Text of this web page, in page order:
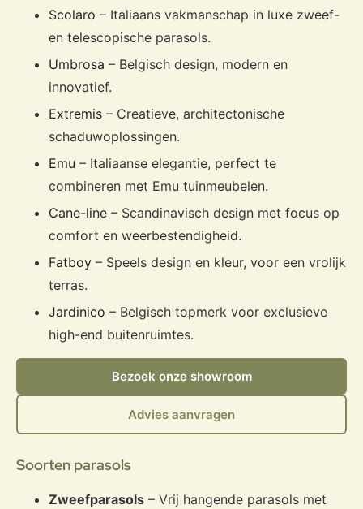
Scolaro – Italiaans vakmanschap in luxe zweef-
en telescopische parasols.
Umbrosa – Belgisch design, modern en
innovatief.
Extremis – Creatieve, architectonische
schaduwoplossingen.
Emu – Italiaanse elegantie, perfect te
combineren met Emu tuinmeubelen.
Cane-line – Scandinavisch design met focus op
comfort en weerbestendigheid.
Fatboy – Speels design en kleur, voor een vrolijk
terras.
Jardinico – Belgisch topmerk voor exclusieve
high-end buitenruimtes.
Bezoek onze showroom
Advies aanvragen
Soorten parasols
Zweefparasols – Vrij hangende parasols met